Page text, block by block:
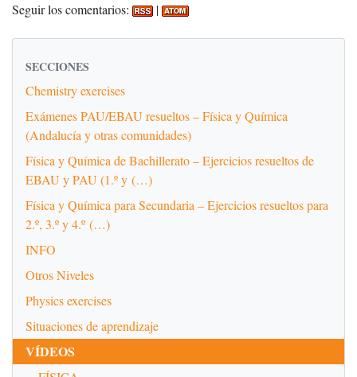
Seguir los comentarios: |
SECCIONES
Chemistry exercises
Exámenes PAU/EBAU resueltos – Física y Química
(Andalucía y otras comunidades)
Física y Química de Bachillerato – Ejercicios resueltos de
EBAU y PAU (1.º y (…)
Física y Química para Secundaria – Ejercicios resueltos para
2.º, 3.º y 4.º (…)
INFO
Otros Niveles
Physics exercises
Situaciones de aprendizaje
VÍDEOS